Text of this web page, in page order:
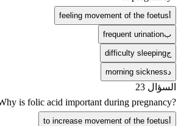
feeling movement of the foetus
بfrequent urination
جdifficulty sleeping
morning sickness
السؤال 23
Why is folic acid important during pregnancy?
to increase movement of the foetus